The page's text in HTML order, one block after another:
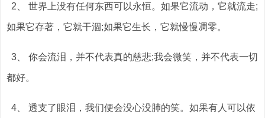
2、 世界上没有任何东西可以永恒。如果它流动，它就流走;
如果它存著，它就干涸;如果它生长，它就慢慢凋零。
3、 你会流泪，并不代表真的慈悲;我会微笑，并不代表一切
都好。
4、 透支了眼泪，我们便会没心没肺的笑。如果有人可以依